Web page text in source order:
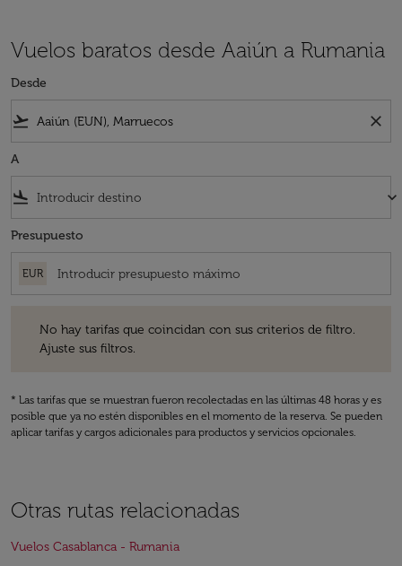
Vuelos baratos desde Aaiún a Rumania
Desde
flight_takeoff close
A
flight_land keyboard_arrow_down
Presupuesto
EUR
No hay tarifas que coincidan con sus criterios de filtro.
Ajuste sus filtros.
* Las tarifas que se muestran fueron recolectadas en las últimas 48 horas y es
posible que ya no estén disponibles en el momento de la reserva. Se pueden
aplicar tarifas y cargos adicionales para productos y servicios opcionales.
Otras rutas relacionadas
Vuelos Casablanca - Rumania